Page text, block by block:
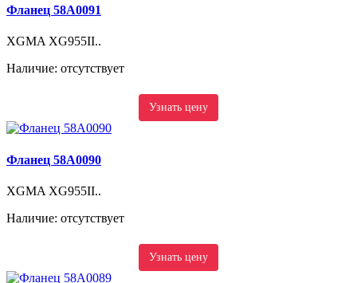
Фланец 58A0091
XGMA XG955II..
Наличие: отсутствует
Узнать цену
Фланец 58A0090
XGMA XG955II..
Наличие: отсутствует
Узнать цену